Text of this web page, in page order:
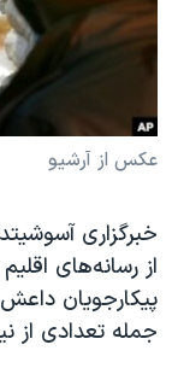
فرهنگ و زندگی
حقوق شهروندی
علم و فناوری
گالری عکس
آرشیو پخش زنده
مستندها
انتخابات ریاست
حمله جمهوری
رمز مهسا
اعتراضات زن،
مجموعه
تریبونال مردمی
دنبال کنید
عکس از آرشیو
از رسانه‌های
جمله تعدادی از